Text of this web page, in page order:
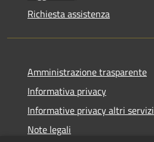
Richiesta assistenza
Amministrazione trasparente
Informativa privacy
Informative privacy altri servizi
Note legali